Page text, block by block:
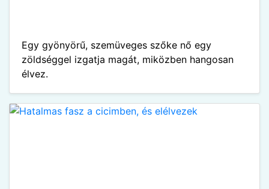
Egy gyönyörű, szemüveges szőke nő egy
zöldséggel izgatja magát, miközben hangosan
élvez.